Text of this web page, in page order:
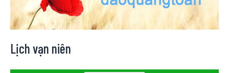
Lịch vạn niên